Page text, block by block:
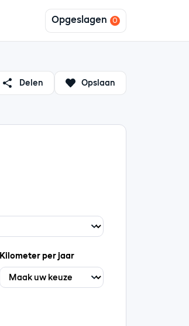
Opgeslagen
Delen Opslaan
Kilometer per jaar